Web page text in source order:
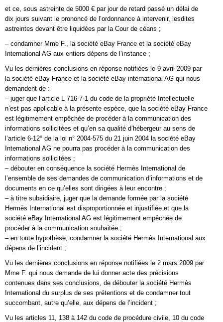
et ce, sous astreinte de 5000 € par jour de retard passé un délai de
dix jours suivant le prononcé de l’ordonnance à intervenir, lesdites
astreintes devant être liquidées par la Cour de céans ;
– condamner Mme F., la société eBay France et la société eBay
International AG aux entiers dépens de l’instance ;
Vu les dernières conclusions en réponse notifiées le 9 avril 2009 par
la société eBay France et la société eBay international AG qui nous
demandent de :
– juger que l’article L 716-7-1 du code de la propriété Intellectuelle
n’est pas applicable à la présente espèce, que la société eBay France
est légitimement empêchée de procéder à la communication des
informations sollicitées et qu’en sa qualité d’hébergeur au sens de
l’article 6-12° de la loi n° 2004-575 du 21 juin 2004 la société eBay
International AG ne pourra pas procéder à la communication des
informations sollicitées ;
– débouter en conséquence la société Hermès International de
l’ensemble de ses demandes de communication d’informations et de
documents en ce qu’elles sont dirigées à leur encontre ;
– à titre subsidiaire, juger que la demande formée par la société
Hermès International est disproportionnée et injustifiée et que la
société eBay International AG est légitimement empêchée de
procéder à la communication souhaitée ;
– en toute hypothèse, condamner la société Hermès International aux
dépens de l’incident ;
Vu les dernières conclusions en réponse notifiées le 2 mars 2009 par
Mme F. qui nous demande de lui donner acte des précisions
contenues dans ses conclusions, de débouter la société Hermès
International du surplus de ses prétentions et de condamner tout
succombant, autre qu’elle, aux dépens de l’incident ;
Vu les articles 11, 138 à 142 du code de procédure civile, 10 du code